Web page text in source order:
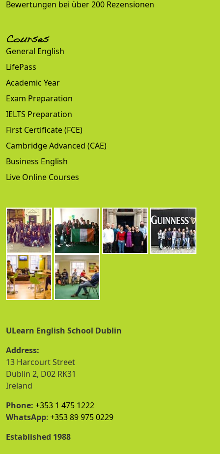
Bewertungen bei über 200 Rezensionen
Courses
General English
LifePass
Academic Year
Exam Preparation
IELTS Preparation
First Certificate (FCE)
Cambridge Advanced (CAE)
Business English
Live Online Courses
ULearn English School Dublin
Address:
13 Harcourt Street
Dublin 2, D02 RK31
Ireland
Phone: +353 1 475 1222
WhatsApp: +353 89 975 0229
Established 1988